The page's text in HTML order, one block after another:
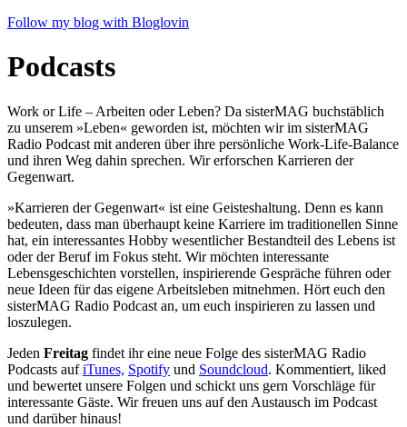
Follow my blog with Bloglovin
Podcasts
Work or Life – Arbeiten oder Leben? Da sisterMAG buchstäblich
zu unserem »Leben« geworden ist, möchten wir im sisterMAG
Radio Podcast mit anderen über ihre persönliche Work-Life-Balance
und ihren Weg dahin sprechen. Wir erforschen Karrieren der
Gegenwart.
»Karrieren der Gegenwart« ist eine Geisteshaltung. Denn es kann
bedeuten, dass man überhaupt keine Karriere im traditionellen Sinne
hat, ein interessantes Hobby wesentlicher Bestandteil des Lebens ist
oder der Beruf im Fokus steht. Wir möchten interessante
Lebensgeschichten vorstellen, inspirierende Gespräche führen oder
neue Ideen für das eigene Arbeitsleben mitnehmen. Hört euch den
sisterMAG Radio Podcast an, um euch inspirieren zu lassen und
loszulegen.
Jeden Freitag findet ihr eine neue Folge des sisterMAG Radio
Podcasts aufiTunes, Spotify und Soundcloud. Kommentiert, liked
und bewertet unsere Folgen und schickt uns gern Vorschläge für
interessante Gäste. Wir freuen uns auf den Austausch im Podcast
und darüber hinaus!